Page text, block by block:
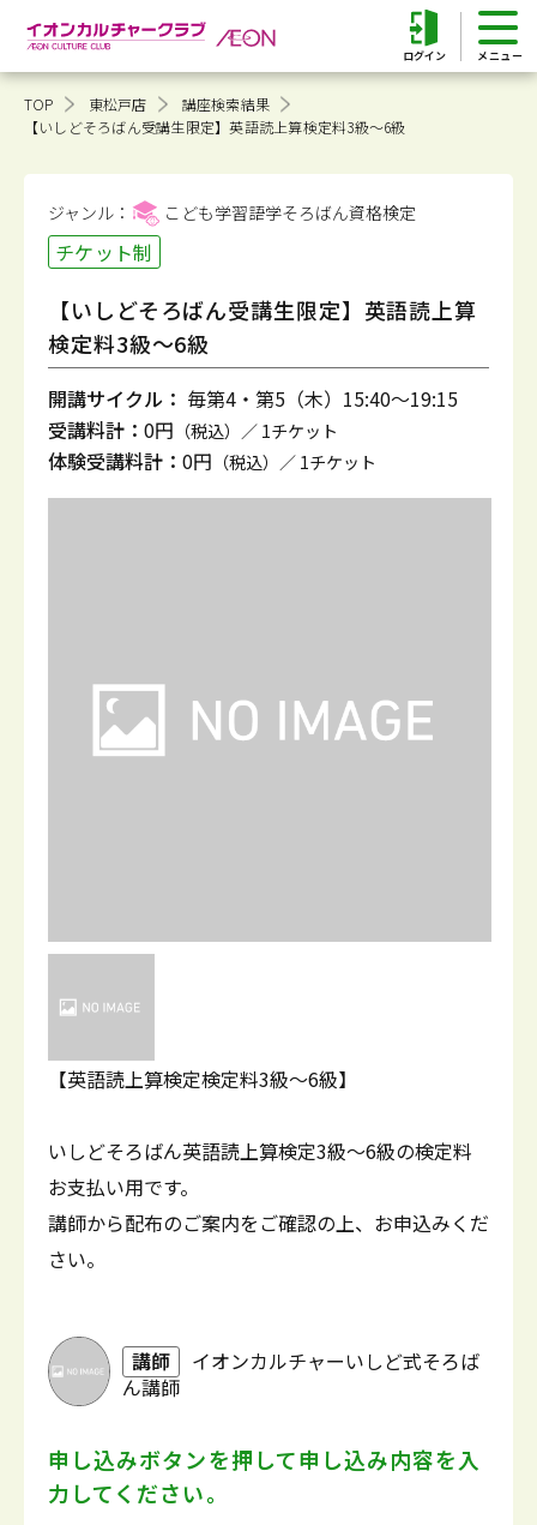
ログイン
TOP 東松戸店
講座検索結果
【いしどそろばん受講生限定】英語読上算検定料3級～6級
ジャンル： こども学習語学そろばん資格検定
チケット制
【いしどそろばん受講生限定】英語読上算
検定料3級～6級
開講サイクル： 毎第4・第5（木）15:40～19:15
受講料計： 0円 （税込）／ 1チケット
体験受講料計： 0円 （税込）／ 1チケット
【英語読上算検定検定料3級～6級】
いしどそろばん英語読上算検定3級～6級の検定料
お支払い用です。
講師から配布のご案内をご確認の上、お申込みくだ
さい。
講師
イオンカルチャーいしど式そろば
ん講師
申し込みボタンを押して申し込み内容を入
力してください。